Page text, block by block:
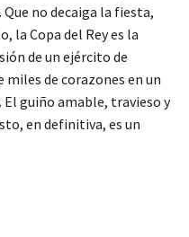
no decaiga la fiesta,
la Copa del Rey es la
de un ejército de
de corazones en un
guiño amable, travieso y
en definitiva, es un